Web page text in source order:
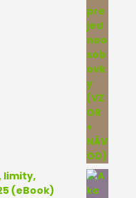
limity,
(eBook)